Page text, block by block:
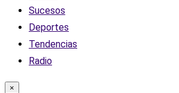
Sucesos
Deportes
Tendencias
Radio
×